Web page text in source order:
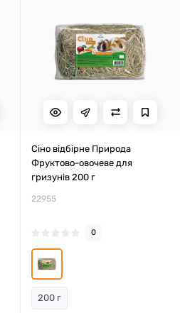
Сіно відбірне Природа
Фруктово-овочеве для
гризунів 200 г
22955
0
200 г